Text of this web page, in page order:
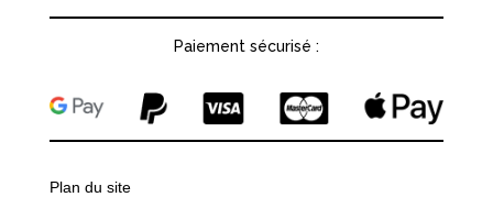
Paiement sécurisé :
Plan du site